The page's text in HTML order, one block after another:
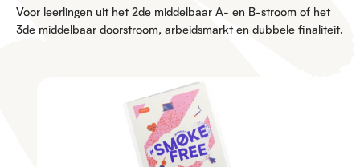
Voor leerlingen uit het 2de middelbaar A- en B-stroom of het
3de middelbaar doorstroom, arbeidsmarkt en dubbele finaliteit.